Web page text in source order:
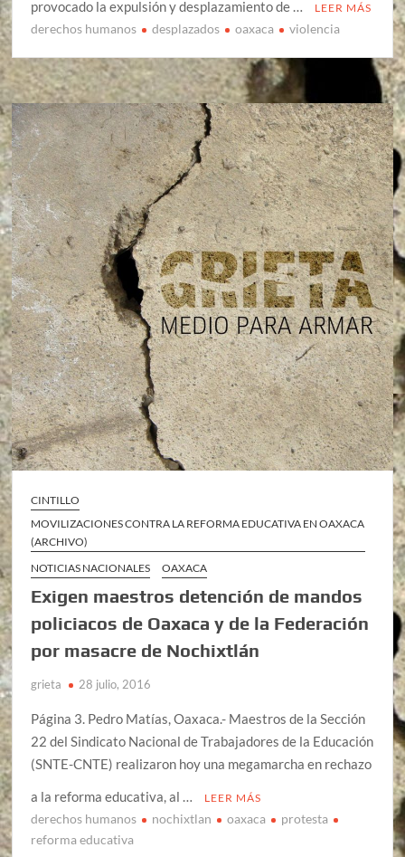
provocado la expulsión y desplazamiento de …
LEER MÁS
derechos humanos desplazados oaxaca violencia
CINTILLO
MOVILIZACIONES CONTRA LA REFORMA EDUCATIVA EN OAXACA
(ARCHIVO)
NOTICIAS NACIONALES
OAXACA
Exigen maestros detención de mandos
policiacos de Oaxaca y de la Federación
por masacre de Nochixtlán
grieta 28 julio, 2016
Página 3. Pedro Matías, Oaxaca.- Maestros de la Sección
22 del Sindicato Nacional de Trabajadores de la Educación
(SNTE-CNTE) realizaron hoy una megamarcha en rechazo
a la reforma educativa, al …
LEER MÁS
derechos humanos nochixtlan oaxaca
protesta
reforma educativa